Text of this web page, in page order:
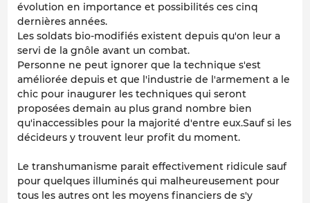
évolution en importance et possibilités ces cinq
dernières années.
Les soldats bio-modifiés existent depuis qu'on leur a
servi de la gnôle avant un combat.
Personne ne peut ignorer que la technique s'est
améliorée depuis et que l'industrie de l'armement a le
chic pour inaugurer les techniques qui seront
proposées demain au plus grand nombre bien
qu'inaccessibles pour la majorité d'entre eux.Sauf si les
décideurs y trouvent leur profit du moment.
Le transhumanisme parait effectivement ridicule sauf
pour quelques illuminés qui malheureusement pour
tous les autres ont les moyens financiers de s'y